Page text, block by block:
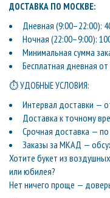
ДОСТАВКА ПО МОСКВЕ:
Дневная (9:00–22:00):
Ночная (22:00–9:00):
Минимальная сумма
Бесплатная дневная
⏱ УДОБНЫЕ УСЛОВИЯ:
Интервал доставки —
Доставка к точному
Срочная доставка —
Заказы за МКАД —
Хотите букет из
или юбилея?
Нет ничего проще —